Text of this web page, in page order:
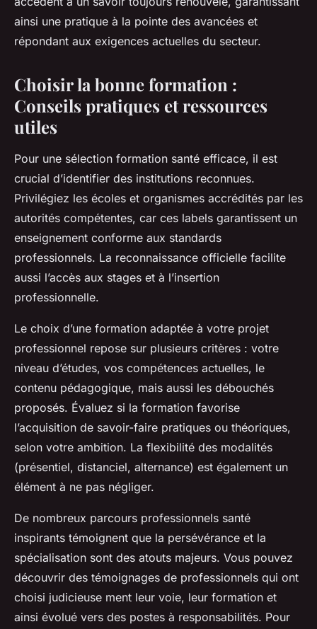
ainsi une pratique à la pointe des avancées et
répondant aux exigences actuelles du secteur.
Choisir la bonne formation :
Conseils pratiques et ressources
utiles
Pour une sélection formation santé efficace, il est
crucial d’identifier des institutions reconnues.
Privilégiez les écoles et organismes accrédités par les
autorités compétentes, car ces labels garantissent un
enseignement conforme aux standards
professionnels. La reconnaissance officielle facilite
aussi l’accès aux stages et à l’insertion
professionnelle.
Le choix d’une formation adaptée à votre projet
professionnel repose sur plusieurs critères : votre
niveau d’études, vos compétences actuelles, le
contenu pédagogique, mais aussi les débouchés
proposés. Évaluez si la formation favorise
l’acquisition de savoir-faire pratiques ou théoriques,
selon votre ambition. La flexibilité des modalités
(présentiel, distanciel, alternance) est également un
élément à ne pas négliger.
De nombreux parcours professionnels santé
inspirants témoignent que la persévérance et la
spécialisation sont des atouts majeurs. Vous pouvez
découvrir des témoignages de professionnels qui ont
choisi judicieuse ment leur voie, leur formation et
ainsi évolué vers des postes à responsabilités. Pour